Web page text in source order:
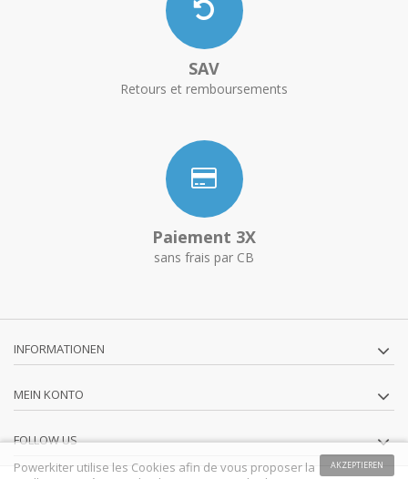
SAV
Retours et remboursements
Paiement 3X
sans frais par CB
INFORMATIONEN
MEIN KONTO
FOLLOW US
AKZEPTIEREN
Powerkiter utilise les Cookies afin de vous proposer la